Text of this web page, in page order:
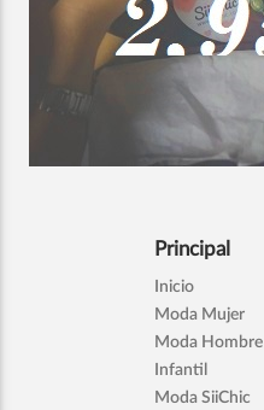
Principal
Inicio
Moda Mujer
Moda Hombre
Infantil
Moda SiiChic